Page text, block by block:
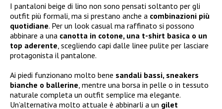
I pantaloni beige di lino non sono pensati soltanto per gli
outfit più formali, ma si prestano anche a combinazioni più
quotidiane. Per un look casual ma raffinato si possono
abbinare a una canotta in cotone, una t-shirt basica o un
top aderente , scegliendo capi dalle linee pulite per lasciare
protagonista il pantalone.
Ai piedi funzionano molto bene sandali bassi, sneakers
bianche o ballerine , mentre una borsa in pelle o in tessuto
naturale completa un outfit semplice ma elegante.
Un’alternativa molto attuale è abbinarli a un gilet